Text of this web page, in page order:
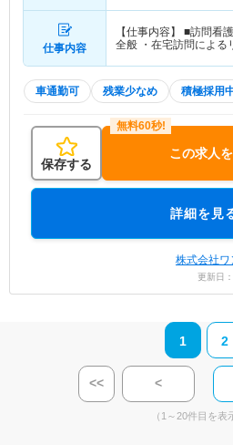
仕事内容
【仕事内容】 ■訪問看
全般 ・在宅訪問によ
車通勤可 残業少なめ 積極採用
保存する
この求人
詳細を見
株式会社
更新日
1 2
<< <
（1～20件目を表